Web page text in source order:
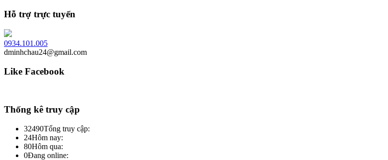
Hỗ trợ trực tuyến
0934.101.005
dminhchau24@gmail.com
Like Facebook
Thống kê truy cập
32490Tổng truy cập:
24Hôm nay:
80Hôm qua:
0Đang online: